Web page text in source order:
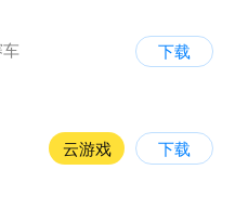
车
下载
云游戏 下载